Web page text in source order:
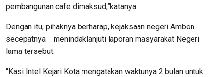
pembangunan cafe dimaksud,”katanya.
Dengan itu, pihaknya berharap, kejaksaan negeri Ambon
secepatnya menindaklanjuti laporan masyarakat Negeri
lama tersebut.
“Kasi Intel Kejari Kota mengatakan waktunya 2 bulan untuk